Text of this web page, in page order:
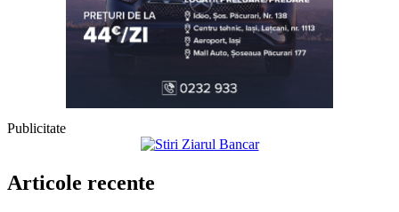
Publicitate
Articole recente